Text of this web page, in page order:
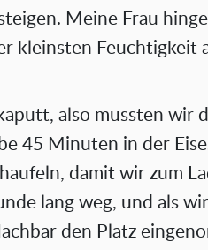
Meine Frau
kleinsten Feuchtigkeit
also mussten wir
45 Minuten in der
damit wir zum
lang weg, und als wir
den Platz